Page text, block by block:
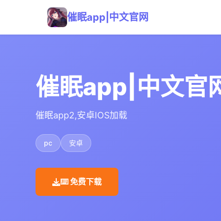
催眠app|中文官网
催眠app|中文官
催眠app2,安卓IOS加载
pc 安卓
⌨️ 免费下载